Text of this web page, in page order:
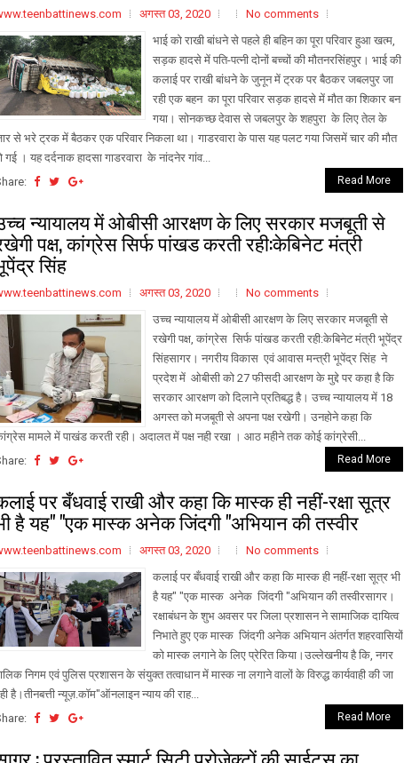
अगस्त 03, 2020
No comments
भाई को राखी बांधने से पहले ही बहिन का पूरा परिवार हुआ खत्म,
सड़क हादसे में पति-पत्नी दोनों बच्चों की मौतनरसिंहपुर। भाई की
कलाई पर राखी बांधने के जुनून में ट्रक पर बैठकर जबलपुर जा
रही एक बहन का पूरा परिवार सड़क हादसे में मौत का शिकार बन
गया। सोनकच्छ देवास से जबलपुर के शहपुरा के लिए तेल के
से भरे ट्रक में बैठकर एक परिवार निकला था। गाडरवारा के पास यह पलट गया जिसमें चार की मौत
गई । यह दर्दनाक हादसा गाडरवारा के नांदनेर गांव...
Read More
न्यायालय में ओबीसी आरक्षण के लिए सरकार मजबूती से
पक्ष, कांग्रेस सिर्फ पांखड करती रही:केबिनेट मंत्री
सिंह
अगस्त 03, 2020
No comments
उच्च न्यायालय में ओबीसी आरक्षण के लिए सरकार मजबूती से
रखेगी पक्ष, कांग्रेस सिर्फ पांखड करती रही:केबिनेट मंत्री भूपेंद्र
सिंहसागर। नगरीय विकास एवं आवास मन्त्री भूपेंद्र सिंह ने
प्रदेश में ओबीसी को 27 फीसदी आरक्षण के मुद्दे पर कहा है कि
सरकार आरक्षण को दिलाने प्रतिबद्ध है। उच्च न्यायालय में 18
अगस्त को मजबूती से अपना पक्ष रखेगी। उनहोने कहा कि
मामले में पाखंड करती रही। अदालत में पक्ष नही रखा । आठ महीने तक कोई कांग्रेसी...
Read More
पर बँधवाई राखी और कहा कि मास्क ही नहीं-रक्षा सूत्र
है यह" "एक मास्क अनेक जिंदगी "अभियान की तस्वीर
अगस्त 03, 2020
No comments
कलाई पर बँधवाई राखी और कहा कि मास्क ही नहीं-रक्षा सूत्र भी
है यह" "एक मास्क अनेक जिंदगी "अभियान की तस्वीरसागर।
रक्षाबंधन के शुभ अवसर पर जिला प्रशासन ने सामाजिक दायित्व
निभाते हुए एक मास्क जिंदगी अनेक अभियान अंतर्गत शहरवासियों
को मास्क लगाने के लिए प्रेरित किया।उल्लेखनीय है कि, नगर
निगम एवं पुलिस प्रशासन के संयुक्त तत्वाधान में मास्क ना लगाने वालों के विरुद्ध कार्यवाही की जा
है।तीनबत्ती न्यूज़.कॉम"ऑनलाइन न्याय की राह...
Read More